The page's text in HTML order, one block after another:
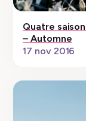
Quatre
– Automne
17 nov 2016